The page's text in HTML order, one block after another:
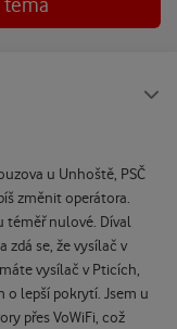
téma
u Unhoště, PSČ
změnit operátora.
téměř nulové. Díval
zdá se, že vysílač v
vysílač v Pticích,
o lepší pokrytí. Jsem u
přes VoWiFi, což